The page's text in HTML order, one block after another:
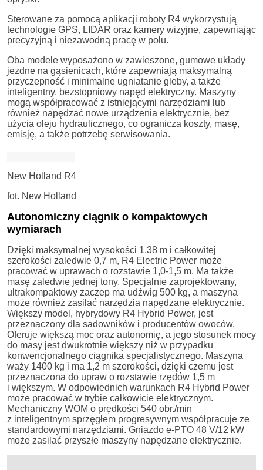
Sterowane za pomocą aplikacji roboty R4 wykorzystują
technologie GPS, LIDAR oraz kamery wizyjne, zapewniając
precyzyjną i niezawodną pracę w polu.
Oba modele wyposażono w zawieszone, gumowe układy
jezdne na gąsienicach, które zapewniają maksymalną
przyczepność i minimalne ugniatanie gleby, a także
inteligentny, bezstopniowy napęd elektryczny. Maszyny
mogą współpracować z istniejącymi narzędziami lub
również napędzać nowe urządzenia elektrycznie, bez
użycia oleju hydraulicznego, co ogranicza koszty, masę,
emisję, a także potrzebę serwisowania.
New Holland R4
fot. New Holland
Autonomiczny ciągnik o kompaktowych
wymiarach
Dzięki maksymalnej wysokości 1,38 m i całkowitej
szerokości zaledwie 0,7 m, R4 Electric Power może
pracować w uprawach o rozstawie 1,0-1,5 m. Ma także
masę zaledwie jednej tony. Specjalnie zaprojektowany,
ultrakompaktowy zaczep ma udźwig 500 kg, a maszyna
może również zasilać narzędzia napędzane elektrycznie.
Większy model, hybrydowy R4 Hybrid Power, jest
przeznaczony dla sadowników i producentów owoców.
Oferuje większą moc oraz autonomię, a jego stosunek mocy
do masy jest dwukrotnie większy niż w przypadku
konwencjonalnego ciągnika specjalistycznego. Maszyna
waży 1400 kg i ma 1,2 m szerokości, dzięki czemu jest
przeznaczona do upraw o rozstawie rzędów 1,5 m
i większym. W odpowiednich warunkach R4 Hybrid Power
może pracować w trybie całkowicie elektrycznym.
Mechaniczny WOM o prędkości 540 obr./min
z inteligentnym sprzęgłem progresywnym współpracuje ze
standardowymi narzędziami. Gniazdo e-PTO 48 V/12 kW
może zasilać przyszłe maszyny napędzane elektrycznie.